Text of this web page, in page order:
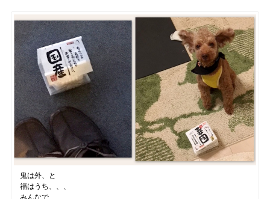
鬼は外、と
福はうち、、、
みんなで、